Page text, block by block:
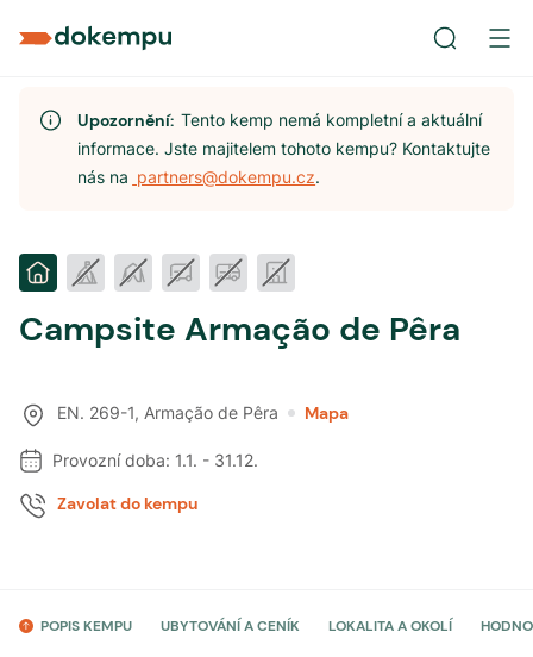
Upozornění:Tento kemp nemá kompletní a aktuální
informace. Jste majitelem tohoto kempu? Kontaktujte
nás na partners@dokempu.cz.
Campsite Armação de Pêra
EN. 269-1, Armação de Pêra Mapa
Provozní doba: 1.1. - 31.12.
Zavolat do kempu
POPIS KEMPU UBYTOVÁNÍ A CENÍK LOKALITA A OKOLÍ